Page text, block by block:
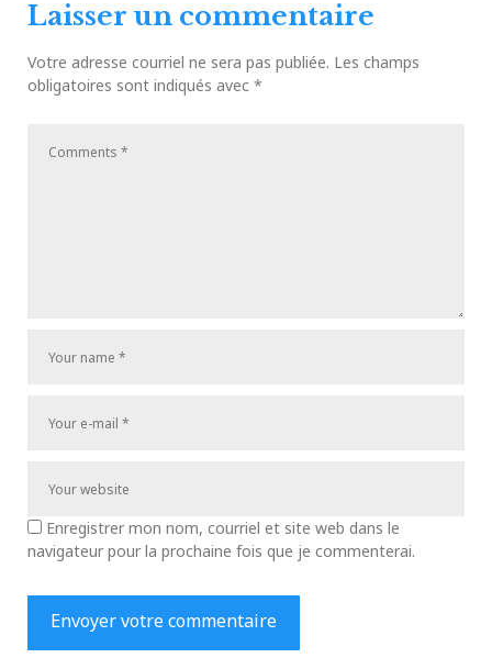
Laisser un commentaire
Votre adresse courriel ne sera pas publiée. Les champs
obligatoires sont indiqués avec *
Enregistrer mon nom, courriel et site web dans le
navigateur pour la prochaine fois que je commenterai.